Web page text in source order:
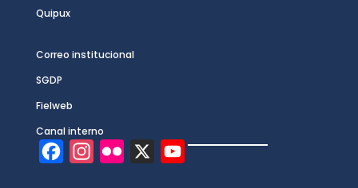
Quipux
Correo institucional
SGDP
Fielweb
Canal interno
Y